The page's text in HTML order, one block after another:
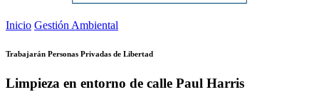
Inicio Gestión Ambiental
Trabajarán Personas Privadas de Libertad
Limpieza en entorno de calle Paul Harris